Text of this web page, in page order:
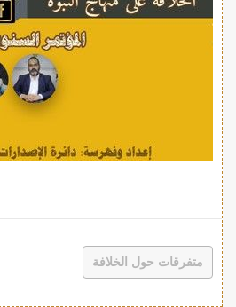
متفرقات حول الخلافة